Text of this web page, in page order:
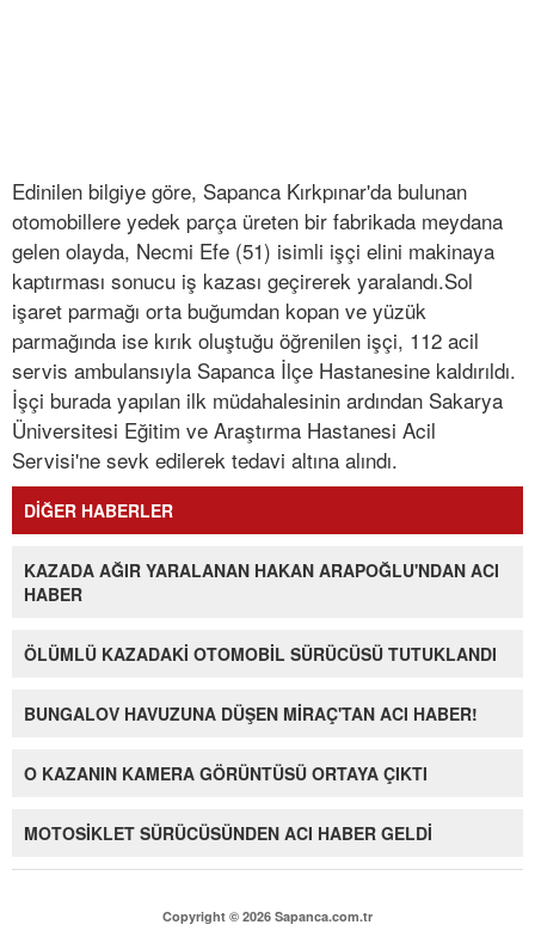
Edinilen bilgiye göre, Sapanca Kırkpınar'da bulunan
otomobillere yedek parça üreten bir fabrikada meydana
gelen olayda, Necmi Efe (51) isimli işçi elini makinaya
kaptırması sonucu iş kazası geçirerek yaralandı.Sol
işaret parmağı orta buğumdan kopan ve yüzük
parmağında ise kırık oluştuğu öğrenilen işçi, 112 acil
servis ambulansıyla Sapanca İlçe Hastanesine kaldırıldı.
İşçi burada yapılan ilk müdahalesinin ardından Sakarya
Üniversitesi Eğitim ve Araştırma Hastanesi Acil
Servisi'ne sevk edilerek tedavi altına alındı.
DİĞER HABERLER
KAZADA AĞIR YARALANAN HAKAN ARAPOĞLU'NDAN ACI
HABER
ÖLÜMLÜ KAZADAKİ OTOMOBİL SÜRÜCÜSÜ TUTUKLANDI
BUNGALOV HAVUZUNA DÜŞEN MİRAÇ'TAN ACI HABER!
O KAZANIN KAMERA GÖRÜNTÜSÜ ORTAYA ÇIKTI
MOTOSİKLET SÜRÜCÜSÜNDEN ACI HABER GELDİ
Copyright © 2026 Sapanca.com.tr